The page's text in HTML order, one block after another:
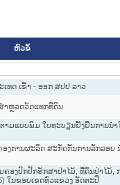
ຫົວຂໍ້
ເທດ ເຂົ້າ - ອອກ ສປປ ລາວ
ຳຫຼວດວັດແທກທີ່ດິນ
າມແບບພິມ ໃບທະບຽນຢັ້ງຢືນການນ
ງການຜະລິດ ສະກັດກັ້ນການລັກລອບ
ອງປົກປັກຮັກສາປ່າໄມ້, ທີ່ດິນປ່າໄມ້,
ໃນຂອບເຂດທົ່ວແຂວງ ອັດຕະປື